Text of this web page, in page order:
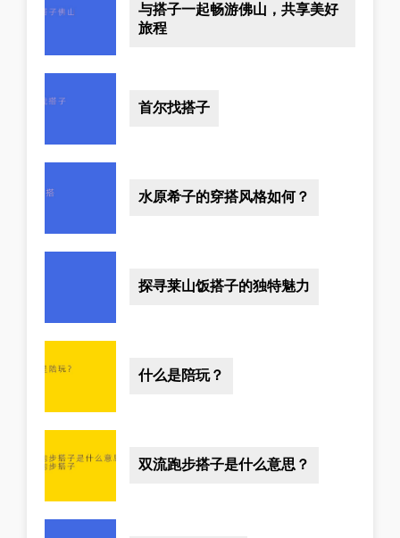
与搭子一起畅游佛山，共享美好
旅程
首尔找搭子
水原希子的穿搭风格如何？
探寻莱山饭搭子的独特魅力
什么是陪玩？
双流跑步搭子是什么意思？